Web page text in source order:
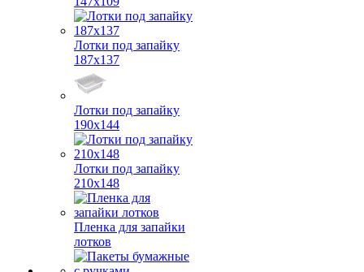
Лотки под запайку
187х137
Лотки под запайку
190х144
Лотки под запайку
210х148
Пленка для запайки
лотков